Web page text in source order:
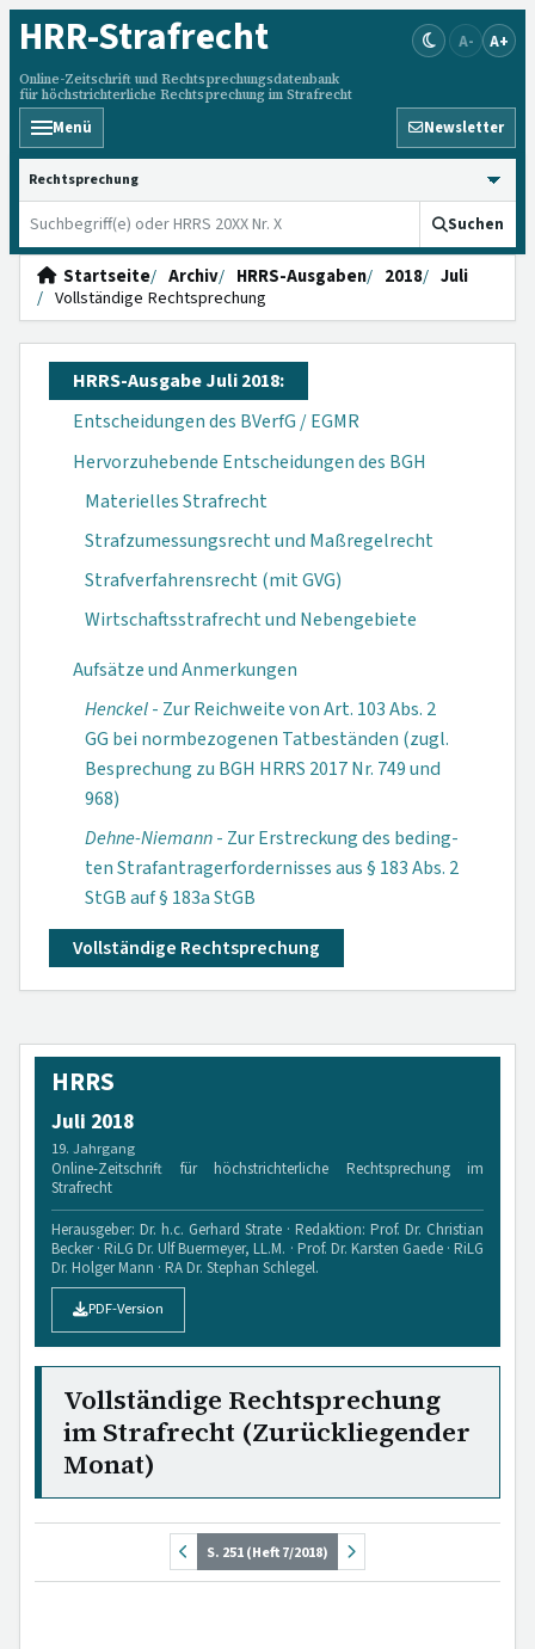
HRR-Strafrecht
Online-Zeitschrift und Rechtsprechungsdatenbank
für höchstrichterliche Rechtsprechung im Strafrecht
A- A+
Menü Newsletter
HRRS durchsuchen
Suchen
Startseite Archiv HRRS-Ausgaben 2018
Juli
Vollständige Rechtsprechung
HRRS-Ausgabe Juli 2018:
Entscheidungen des BVerfG / EGMR
Hervorzuhebende Entscheidungen des BGH
Materielles Strafrecht
Strafzumessungsrecht und Maßregelrecht
Strafverfahrensrecht (mit GVG)
Wirtschaftsstrafrecht und Nebengebiete
Aufsätze und Anmerkungen
Henckel- Zur Reichweite von Art. 103 Abs. 2
GG bei normbezogenen Tatbeständen (zugl.
Besprechung zu BGH HRRS 2017 Nr. 749 und
968)
Dehne-Niemann- Zur Erstreckung des beding-
ten Strafantragerfordernisses aus § 183 Abs. 2
StGB auf § 183a StGB
Vollständige Rechtsprechung
HRRS
Juli 2018
19. Jahrgang
Online-Zeitschrift für höchstrichterliche Rechtsprechung im
Strafrecht
Herausgeber: Dr. h.c. Gerhard Strate · Redaktion: Prof. Dr. Christian
Becker · RiLG Dr. Ulf Buermeyer, LL.M. · Prof. Dr. Karsten Gaede · RiLG
Dr. Holger Mann · RA Dr. Stephan Schlegel.
PDF-Version
Vollständige Rechtsprechung
im Strafrecht (Zurückliegender
Monat)
S. 251 (Heft 7/2018)